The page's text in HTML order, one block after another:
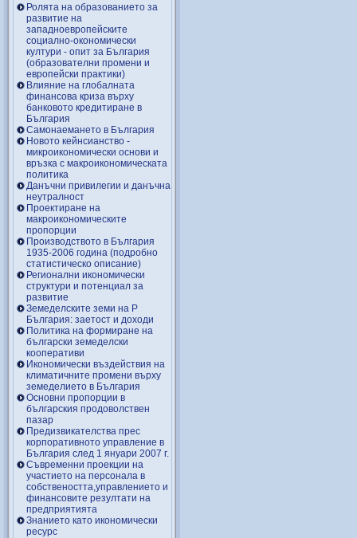
Ролята на образованието за
развитие на
западноевропейските
социално-окономически
култури - опит за България
(образователни промени и
европейски практики)
Влияние на глобалната
финансова криза върху
банковото кредитиране в
България
Самонаемането в България
Новото кейнсианство -
микроикономически основи и
връзка с макроикономическата
политика
Данъчни привилегии и данъчна
неутралност
Проектиране на
макроикономическите
пропорции
Производството в България
1935-2006 година (подробно
статистическо описание)
Регионални икономически
структури и потенциал за
развитие
Земеделските земи на Р
България: заетост и доходи
Политика на формиране на
български земеделски
кооперативи
Икономически въздействия на
климатичните промени върху
земеделието в България
Основни пропорции в
българския продоволствен
пазар
Предизвикателства прес
корпоративното управление в
България след 1 януари 2007 г.
Съвременни проекции на
участието на персонала в
собствеността,управлението и
финансовите резултати на
предприятията
Знанието като икономически
ресурс